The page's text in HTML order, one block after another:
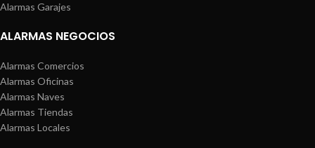
Alarmas Garajes
ALARMAS NEGOCIOS
Alarmas Comercios
Alarmas Oficinas
Alarmas Naves
Alarmas Tiendas
Alarmas Locales